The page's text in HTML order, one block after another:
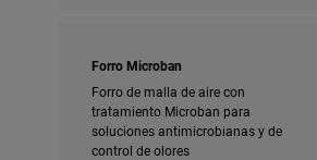
Forro Microban
Forro de malla de aire con
tratamiento Microban para
soluciones antimicrobianas y de
control de olores